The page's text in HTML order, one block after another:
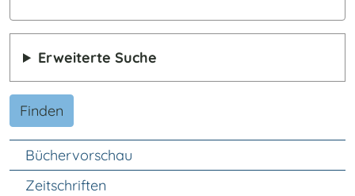
Erweiterte Suche
Finden
Unter Navigation
Büchervorschau
Zeitschriften